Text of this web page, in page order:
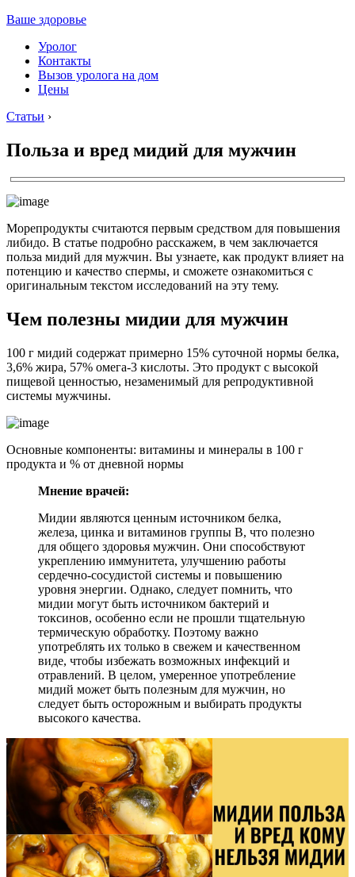
Ваше здоровье
Уролог
Контакты
Вызов уролога на дом
Цены
Статьи ›
Польза и вред мидий для мужчин
Морепродукты считаются первым средством для повышения
либидо. В статье подробно расскажем, в чем заключается
польза мидий для мужчин. Вы узнаете, как продукт влияет на
потенцию и качество спермы, и сможете ознакомиться с
оригинальным текстом исследований на эту тему.
Чем полезны мидии для мужчин
100 г мидий содержат примерно 15% суточной нормы белка,
3,6% жира, 57% омега-3 кислоты. Это продукт с высокой
пищевой ценностью, незаменимый для репродуктивной
системы мужчины.
Основные компоненты: витамины и минералы в 100 г
продукта и % от дневной нормы
Мнение врачей:
Мидии являются ценным источником белка,
железа, цинка и витаминов группы В, что полезно
для общего здоровья мужчин. Они способствуют
укреплению иммунитета, улучшению работы
сердечно-сосудистой системы и повышению
уровня энергии. Однако, следует помнить, что
мидии могут быть источником бактерий и
токсинов, особенно если не прошли тщательную
термическую обработку. Поэтому важно
употреблять их только в свежем и качественном
виде, чтобы избежать возможных инфекций и
отравлений. В целом, умеренное употребление
мидий может быть полезным для мужчин, но
следует быть осторожным и выбирать продукты
высокого качества.